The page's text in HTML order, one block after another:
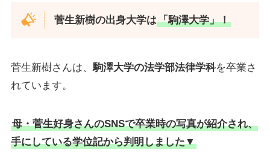
菅生新樹の出身大学は「駒澤大学」！
菅生新樹さんは、駒澤大学の法学部法律学科を卒業さ
れています。
母・菅生好身さんのSNSで卒業時の写真が紹介され、
手にしている学位記から判明しました▼